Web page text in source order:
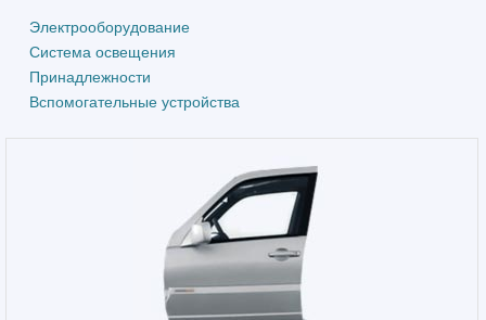
Электрооборудование
Система освещения
Принадлежности
Вспомогательные устройства